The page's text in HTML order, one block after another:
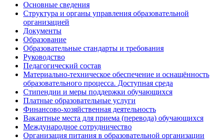
Основные сведения
Структура и органы управления образовательной
организацией
Документы
Образование
Образовательные стандарты и требования
Руководство
Педагогический состав
Материально-техническое обеспечение и оснащённость
образовательного процесса. Доступная среда
Стипендии и меры поддержки обучающихся
Платные образовательные услуги
Финансово-хозяйственная деятельность
Вакантные места для приема (перевода) обучающихся
Международное сотрудничество
Организация питания в образовательной организации